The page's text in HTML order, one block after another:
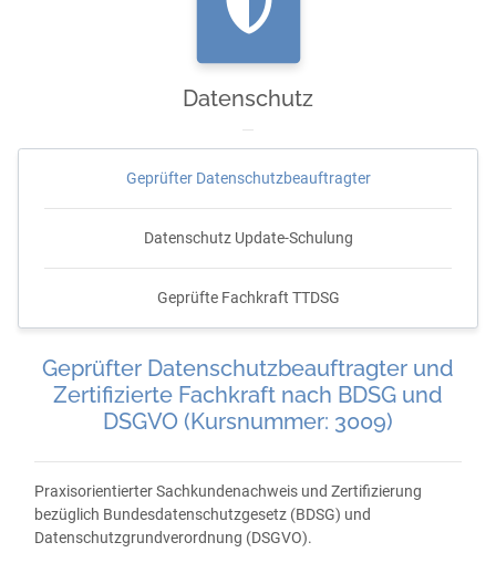
Datenschutz
Geprüfter Datenschutzbeauftragter
Datenschutz Update-Schulung
Geprüfte Fachkraft TTDSG
Geprüfter Datenschutzbeauftragter und
Zertifizierte Fachkraft nach BDSG und
DSGVO (Kursnummer: 3009)
Praxisorientierter Sachkundenachweis und Zertifizierung
bezüglich Bundesdatenschutzgesetz (BDSG) und
Datenschutzgrundverordnung (DSGVO).